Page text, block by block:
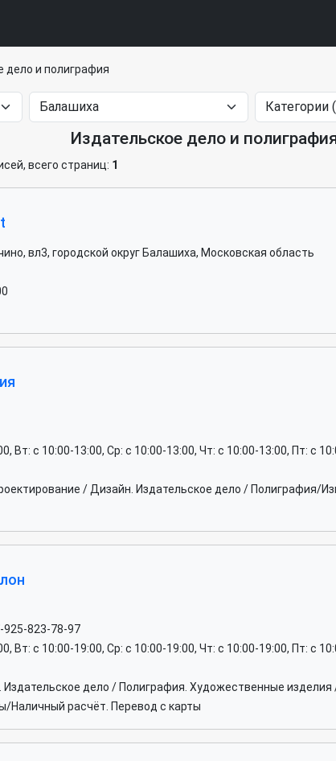
дело и полиграфия
Издательское дело и
всего страниц: 1
вл3, городской округ Балашиха, Московская область
Вт: c 10:00-13:00, Ср: c 10:00-13:00, Чт: c 10:00-13:00, Пт: c
/ Дизайн. Издательское дело / Полиграфия/
925-823-78-97
Вт: c 10:00-19:00, Ср: c 10:00-19:00, Чт: c 10:00-19:00, Пт: c
Издательское дело / Полиграфия. Художественные
Наличный расчёт. Перевод с карты